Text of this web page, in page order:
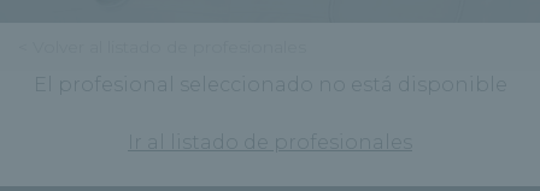
El profesional seleccionado no está disponible
Ir al listado de profesionales